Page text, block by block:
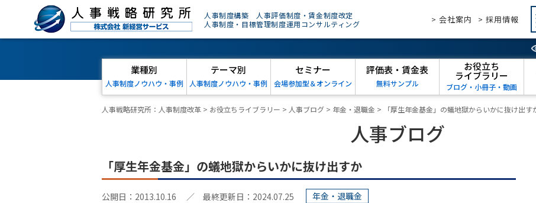
人事制度構築 人事評価制度・賃金制度改定
人事制度・目標管理制度運用コンサルティング
> 会社案内 > 採用情報
業種別
人事制度ノウハウ・事例
テーマ別
人事制度ノウハウ・事例
セミナー
会場参加型＆オンライン
評価表・賃金表
無料サンプル
お役立ち
ライブラリー
ブログ・小冊子・動画
人事戦略研究所：人事制度改革 > お役立ちライブラリー > 人事ブログ > 年金・退職金 > 「厚生年金基金」の蟻地獄からいかに抜け出す
人事ブログ
「厚生年金基金」の蟻地獄からいかに抜け出すか
公開日：2013.10.16 ／ 最終更新日：2024.07.25
年金・退職金